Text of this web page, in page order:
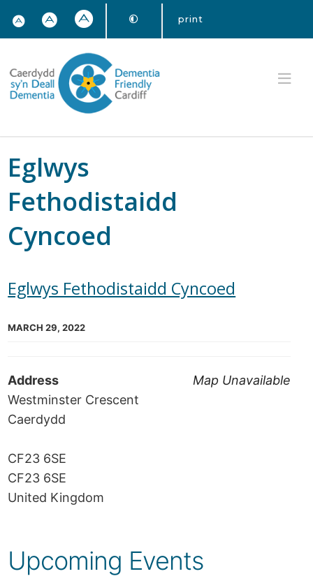
print
Eglwys
Fethodistaidd
Cyncoed
Eglwys Fethodistaidd Cyncoed
MARCH 29, 2022
Map Unavailable
Address
Westminster Crescent
Caerdydd
CF23 6SE
CF23 6SE
United Kingdom
Upcoming Events